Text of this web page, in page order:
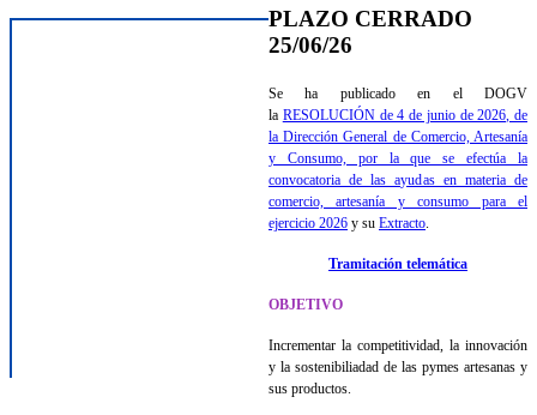
PLAZO CERRADO
25/06/26
Se ha publicado en el DOGV
la RESOLUCIÓN de 4 de junio de 2026, de
la Dirección General de Comercio, Artesanía
y Consumo, por la que se efectúa la
convocatoria de las ayudas en materia de
comercio, artesanía y consumo para el
ejercicio 2026 y su Extracto.
Tramitación telemática
OBJETIVO
Incrementar la competitividad, la innovación
y la sostenibiliadad de las pymes artesanas y
sus productos.